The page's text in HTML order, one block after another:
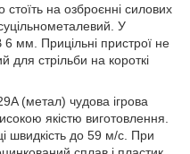
стоїть на озброєнні силових
У
6 мм. Прицільні пристрої не
для стрільби на короткі
(метал) чудова ігрова
якістю виготовлення.
швидкість до 59 м/с. При